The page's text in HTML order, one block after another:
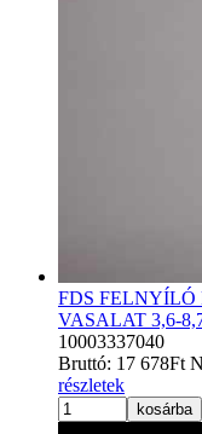
FDS
VASALAT 3,6-
10003337040
Bruttó: 17 678Ft
részletek
kosárba